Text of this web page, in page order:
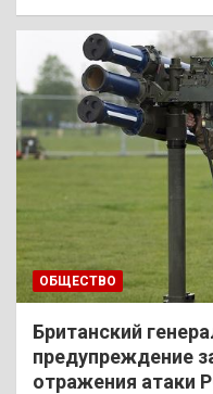
ОБЩЕСТВО
Британский
предупреждение
отражения атаки